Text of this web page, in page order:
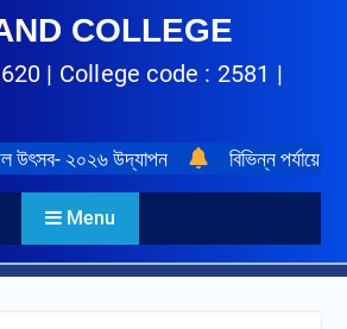
COLLEGE
| College code : 2581 |
উৎসব- ২০২৬ উদ্‌যাপন বিভিন্ন পর্যায়ে
Menu